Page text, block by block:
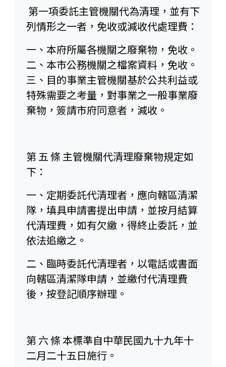
第一項委託主管機關代為清理，並有下
列情形之一者，免收或減收代處理費：
一、本府所屬各機關之廢棄物，免收。
二、本市公務機關之檔案資料，免收。
三、目的事業主管機關基於公共利益或
特殊需要之考量，對事業之一般事業廢
棄物，簽請市府同意者，減收。
第 五 條 主管機關代清理廢棄物規定如
下：
一、定期委託代清理者，應向轄區清潔
隊，填具申請書提出申請，並按月結算
代清理費，如有欠繳，得終止委託，並
依法追繳之。
二、臨時委託代清理者，以電話或書面
向轄區清潔隊申請，並繳付代清理費
後，按登記順序辦理。
第 六 條 本標準自中華民國九十九年十
二月二十五日施行。